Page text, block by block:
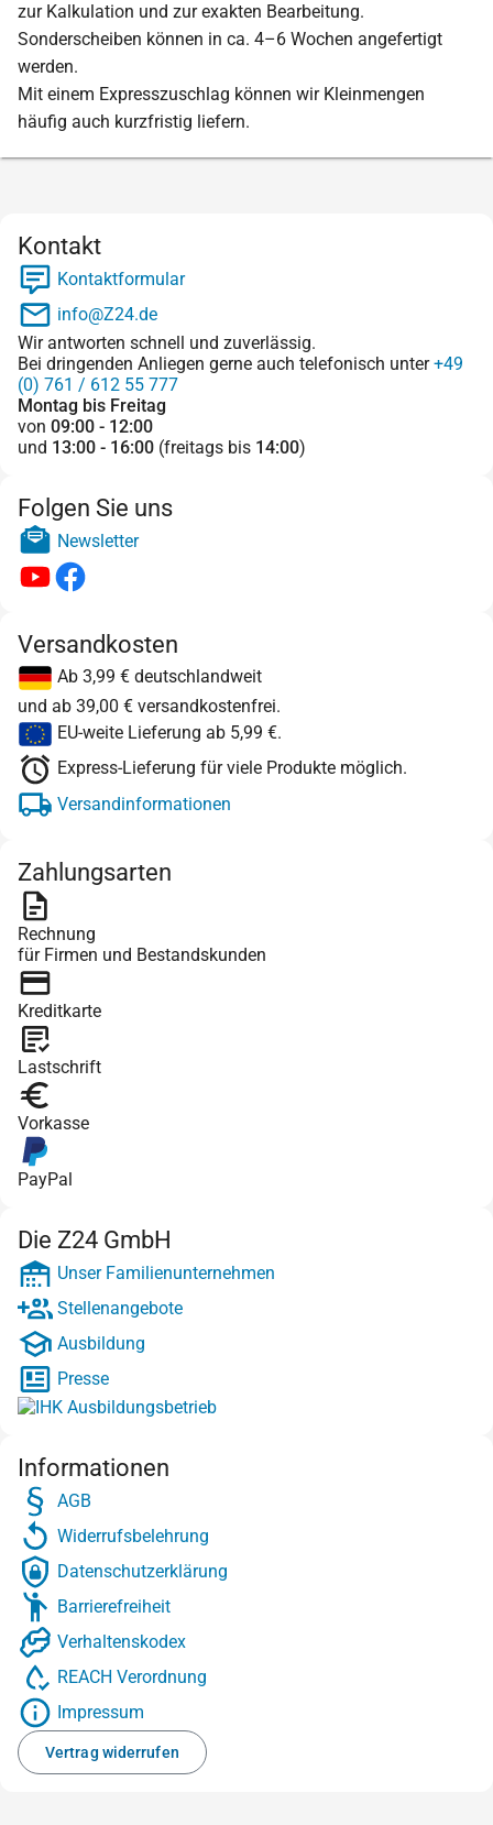
zur Kalkulation und zur exakten Bearbeitung.
Sonderscheiben können in ca. 4–6 Wochen angefertigt
werden.
Mit einem Expresszuschlag können wir Kleinmengen
häufig auch kurzfristig liefern.
Kontakt
Kontaktformular
info@Z24.de
Wir antworten schnell und zuverlässig.
Bei dringenden Anliegen gerne auch telefonisch unter+49
(0) 761 / 612 55 777
Montag bis Freitag
von 09:00 - 12:00
und 13:00 - 16:00 (freitags bis 14:00)
Folgen Sie uns
Newsletter
Versandkosten
Ab 3,99 € deutschlandweit
und ab 39,00 € versandkostenfrei.
EU-weite Lieferung ab 5,99 €.
Express-Lieferung für viele Produkte möglich.
Versandinformationen
Zahlungsarten
Rechnung
für Firmen und Bestandskunden
Kreditkarte
Lastschrift
Vorkasse
PayPal
Die Z24 GmbH
Unser Familienunternehmen
Stellenangebote
Ausbildung
Presse
Informationen
AGB
Widerrufsbelehrung
Datenschutzerklärung
Barrierefreiheit
Verhaltenskodex
REACH Verordnung
Impressum
Vertrag widerrufen